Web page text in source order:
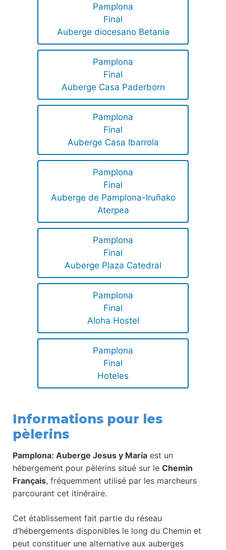
Pamplona
Final
Auberge diocesano Betania
Pamplona
Final
Auberge Casa Paderborn
Pamplona
Final
Auberge Casa Ibarrola
Pamplona
Final
Auberge de Pamplona-Iruñako
Aterpea
Pamplona
Final
Auberge Plaza Catedral
Pamplona
Final
Aloha Hostel
Pamplona
Final
Hoteles
Informations pour les
pèlerins
Pamplona: Auberge Jesus y María est un
hébergement pour pèlerins situé sur le Chemin
Français, fréquemment utilisé par les marcheurs
parcourant cet itinéraire.
Cet établissement fait partie du réseau
d’hébergements disponibles le long du Chemin et
peut constituer une alternative aux auberges